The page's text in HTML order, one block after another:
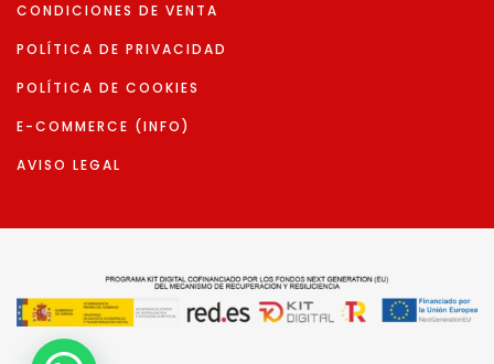
CONDICIONES DE VENTA
POLÍTICA DE PRIVACIDAD
POLÍTICA DE COOKIES
E-COMMERCE (INFO)
AVISO LEGAL